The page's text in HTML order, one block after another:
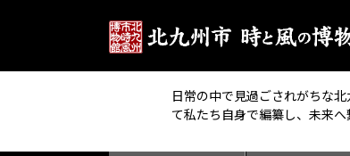
日常の中で見過ごされがちな
て私たち自身で編纂し、未来へ